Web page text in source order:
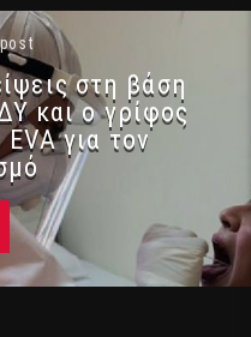
στη βάση
και ο γρίφος
για τον